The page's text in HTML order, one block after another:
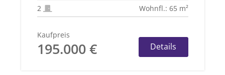
2 Wohnfl.: 65 m²
Kaufpreis
195.000 € Details